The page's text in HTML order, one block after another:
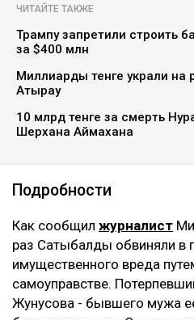
ЧИТАЙТЕ ТАКЖЕ
Трампу запретили строить
за $400 млн
Миллиарды тенге украли на
Атырау
10 млрд тенге за смерть
Шерхана Аймахана
Подробности
Как сообщил журналист
раз Сатыбалды обвиняли в
имущественного вреда
самоуправстве.
Жунусова - бывшего мужа